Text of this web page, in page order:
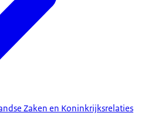
Zaken en Koninkrijksrelaties